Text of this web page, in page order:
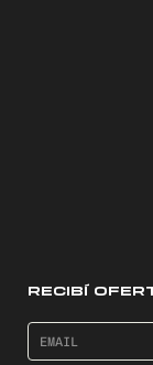
RECIBÍ